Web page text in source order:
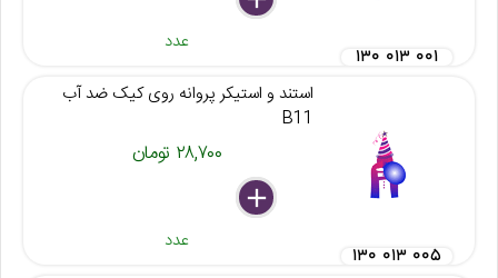
عدد
۱۳۰ ۰۱۳ ۰۰۱
استند و استیکر پروانه روی کیک ضد آب
B11
۲۸,۷۰۰ تومان
delete
remove
add
عدد
۱۳۰ ۰۱۳ ۰۰۵